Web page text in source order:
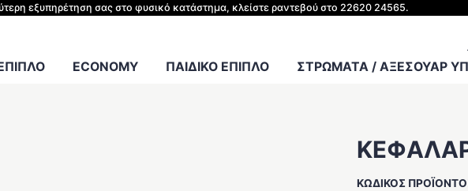
εξυπηρέτηση σας στο φυσικό κατάστημα, κλείστε ραντεβού στο 22620 24565.
ECONOMY ΠΑΙΔΙΚΟ ΕΠΙΠΛΟ ΣΤΡΩΜΑΤΑ / ΑΞΕΣΟΥΑΡ
ΚΡΕΒΑΤΙΟΥ
ΚΩΔΙΚΌΣ